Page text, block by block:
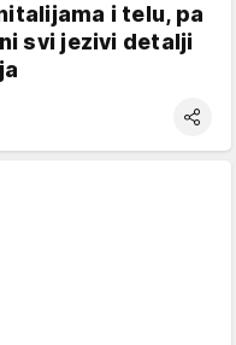
i telu, pa
svi jezivi detalji